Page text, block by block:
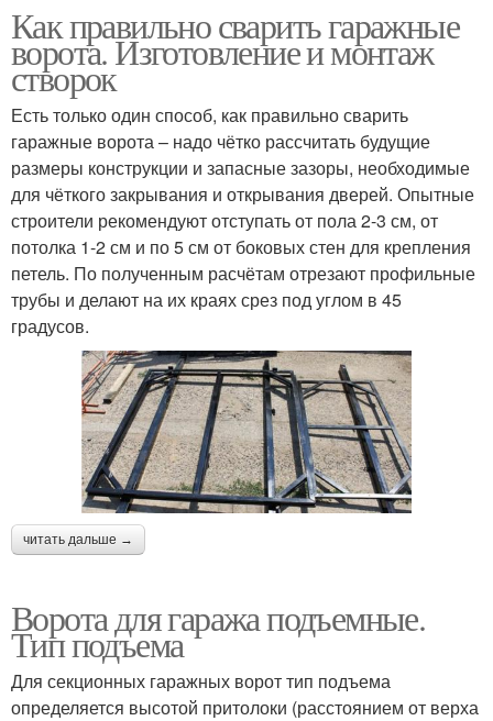
Как правильно сварить гаражные
ворота. Изготовление и монтаж
створок
Есть только один способ, как правильно сварить
гаражные ворота – надо чётко рассчитать будущие
размеры конструкции и запасные зазоры, необходимые
для чёткого закрывания и открывания дверей. Опытные
строители рекомендуют отступать от пола 2-3 см, от
потолка 1-2 см и по 5 см от боковых стен для крепления
петель. По полученным расчётам отрезают профильные
трубы и делают на их краях срез под углом в 45
градусов.
читать дальше →
Ворота для гаража подъемные.
Тип подъема
Для секционных гаражных ворот тип подъема
определяется высотой притолоки (расстоянием от верха